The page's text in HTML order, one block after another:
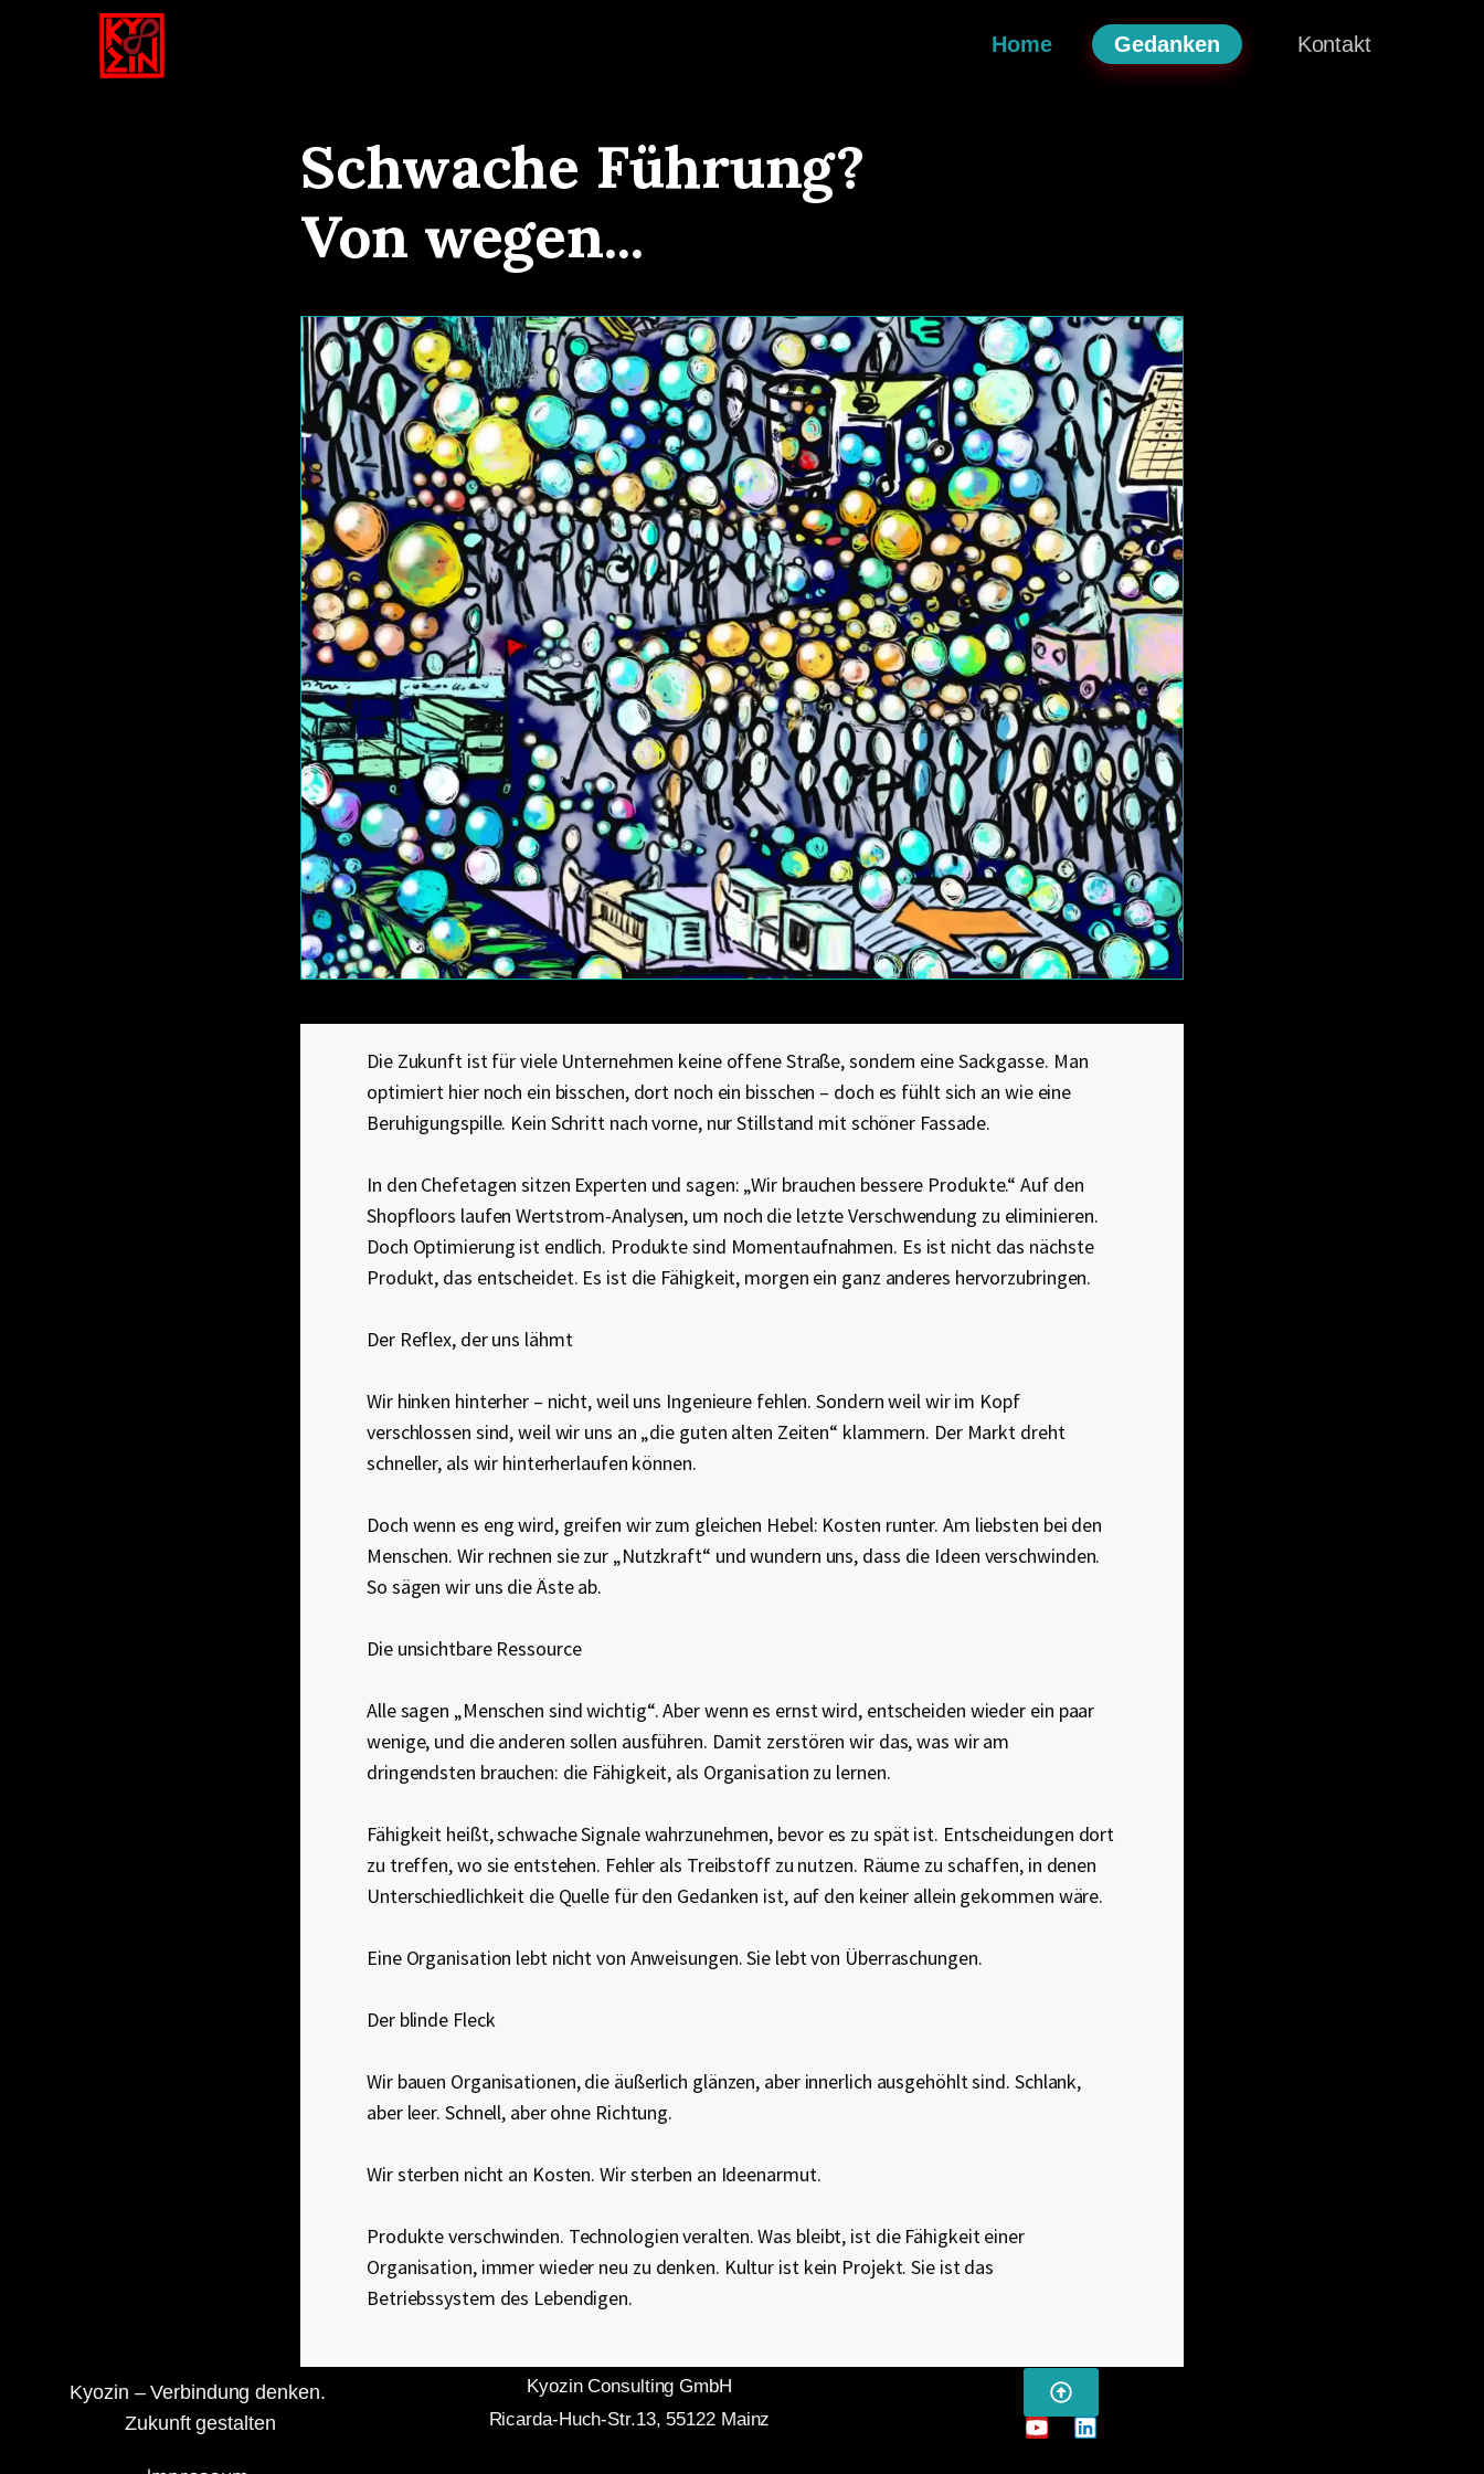
Home Gedanken Kontakt
Schwache Führung?
Von wegen...
Die Zukunft ist für viele Unternehmen keine offene Straße, sondern eine Sackgasse. Man
optimiert hier noch ein bisschen, dort noch ein bisschen – doch es fühlt sich an wie eine
Beruhigungspille. Kein Schritt nach vorne, nur Stillstand mit schöner Fassade.
In den Chefetagen sitzen Experten und sagen: „Wir brauchen bessere Produkte.“ Auf den
Shopfloors laufen Wertstrom-Analysen, um noch die letzte Verschwendung zu eliminieren.
Doch Optimierung ist endlich. Produkte sind Momentaufnahmen. Es ist nicht das nächste
Produkt, das entscheidet. Es ist die Fähigkeit, morgen ein ganz anderes hervorzubringen.
Der Reflex, der uns lähmt
Wir hinken hinterher – nicht, weil uns Ingenieure fehlen. Sondern weil wir im Kopf
verschlossen sind, weil wir uns an „die guten alten Zeiten“ klammern. Der Markt dreht
schneller, als wir hinterherlaufen können.
Doch wenn es eng wird, greifen wir zum gleichen Hebel: Kosten runter. Am liebsten bei den
Menschen. Wir rechnen sie zur „Nutzkraft“ und wundern uns, dass die Ideen verschwinden.
So sägen wir uns die Äste ab.
Die unsichtbare Ressource
Alle sagen „Menschen sind wichtig“. Aber wenn es ernst wird, entscheiden wieder ein paar
wenige, und die anderen sollen ausführen. Damit zerstören wir das, was wir am
dringendsten brauchen: die Fähigkeit, als Organisation zu lernen.
Fähigkeit heißt, schwache Signale wahrzunehmen, bevor es zu spät ist. Entscheidungen dort
zu treffen, wo sie entstehen. Fehler als Treibstoff zu nutzen. Räume zu schaffen, in denen
Unterschiedlichkeit die Quelle für den Gedanken ist, auf den keiner allein gekommen wäre.
Eine Organisation lebt nicht von Anweisungen. Sie lebt von Überraschungen.
Der blinde Fleck
Wir bauen Organisationen, die äußerlich glänzen, aber innerlich ausgehöhlt sind. Schlank,
aber leer. Schnell, aber ohne Richtung.
Wir sterben nicht an Kosten. Wir sterben an Ideenarmut.
Produkte verschwinden. Technologien veralten. Was bleibt, ist die Fähigkeit einer
Organisation, immer wieder neu zu denken. Kultur ist kein Projekt. Sie ist das
Betriebssystem des Lebendigen.
Kyozin – Verbindung denken.
Zukunft gestalten
Kyozin Consulting GmbH
Ricarda-Huch-Str.13, 55122 Mainz